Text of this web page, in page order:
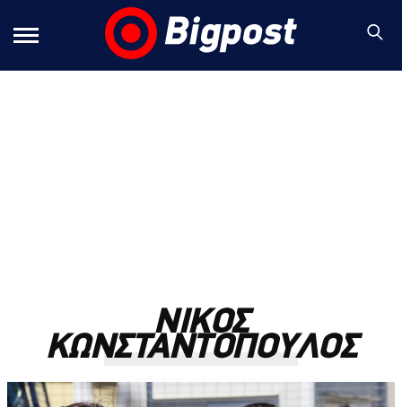
ΝΙΚΟΣ
ΚΩΝΣΤΑΝΤΟΠΟΥΛΟΣ